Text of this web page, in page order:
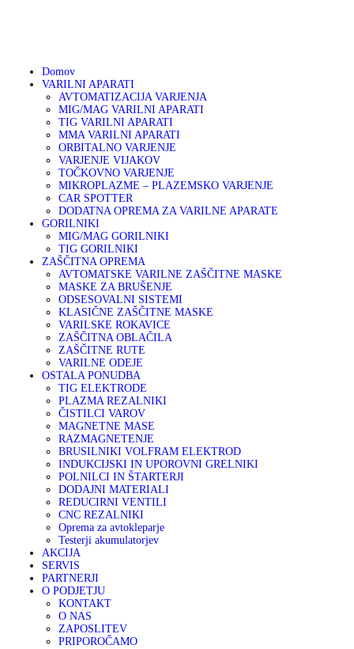
Domov
VARILNI APARATI
AVTOMATIZACIJA VARJENJA
MIG/MAG VARILNI APARATI
TIG VARILNI APARATI
MMA VARILNI APARATI
ORBITALNO VARJENJE
VARJENJE VIJAKOV
TOČKOVNO VARJENJE
MIKROPLAZME – PLAZEMSKO VARJENJE
CAR SPOTTER
DODATNA OPREMA ZA VARILNE APARATE
GORILNIKI
MIG/MAG GORILNIKI
TIG GORILNIKI
ZAŠČITNA OPREMA
AVTOMATSKE VARILNE ZAŠČITNE MASKE
MASKE ZA BRUŠENJE
ODSESOVALNI SISTEMI
KLASIČNE ZAŠČITNE MASKE
VARILSKE ROKAVICE
ZAŠČITNA OBLAČILA
ZAŠČITNE RUTE
VARILNE ODEJE
OSTALA PONUDBA
TIG ELEKTRODE
PLAZMA REZALNIKI
ČISTILCI VAROV
MAGNETNE MASE
RAZMAGNETENJE
BRUSILNIKI VOLFRAM ELEKTROD
INDUKCIJSKI IN UPOROVNI GRELNIKI
POLNILCI IN ŠTARTERJI
DODAJNI MATERIALI
REDUCIRNI VENTILI
CNC REZALNIKI
Oprema za avtokleparje
Testerji akumulatorjev
AKCIJA
SERVIS
PARTNERJI
O PODJETJU
KONTAKT
O NAS
ZAPOSLITEV
PRIPOROČAMO
GORILNIKI
ZAŠČITNA OPREMA
OSTALA PONUDBA
AKCIJA
SERVIS
PARTNERJI
O PODJETJU